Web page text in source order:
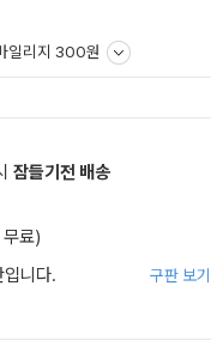
일리지 300원
잠들기전 배송
료)
니다. 구판 보기